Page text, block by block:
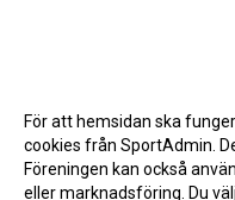
För att hemsidan ska
cookies från SportAdmin.
Föreningen kan också
eller marknadsföring. Du